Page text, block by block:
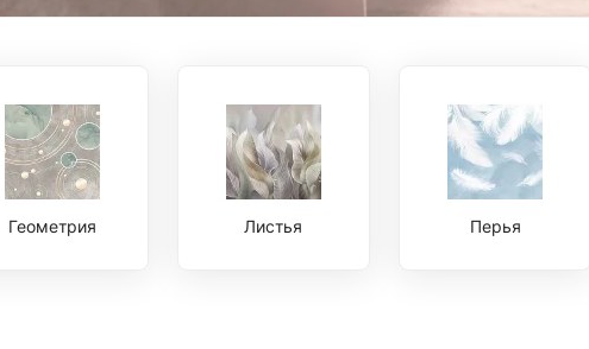
Геометрия Листья Перья